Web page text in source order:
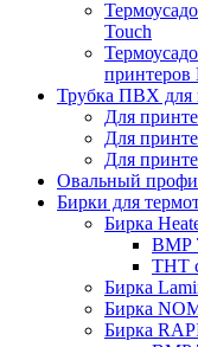
Touch
Трубка ПВХ для
Для
Для
Для
Овальный
Бирки для
Бирка
BMP
THT
Бирка
Бирка
Бирка